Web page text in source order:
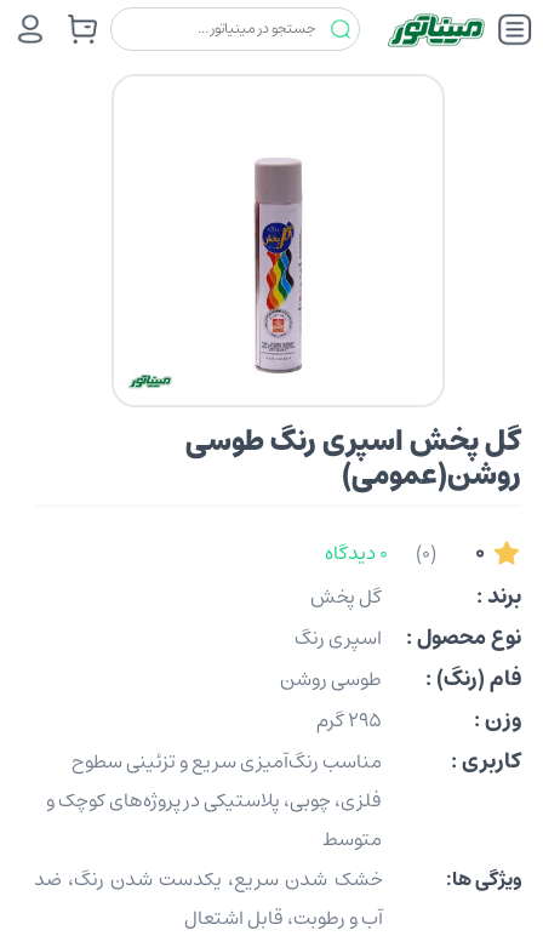
رنگ ها گل پخش گل پخش اسپری رنگ طوسی روشن(عمومی)
گل پخش اسپری رنگ طوسی
روشن(عمومی)
0
(0) 0 دیدگاه
برند : گل پخش
نوع محصول : اسپری رنگ
فام (رنگ) : طوسی روشن
وزن : 295 گرم
کاربری :
مناسب رنگ‌آمیزی سریع و تزئینی سطوح
فلزی، چوبی، پلاستیکی در پروژه‌های کوچک و
متوسط
ویژگی ها:
خشک شدن سریع، یکدست شدن رنگ، ضد
آب و رطوبت، قابل اشتعال